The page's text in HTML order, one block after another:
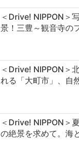
＜Drive! NIPPON＞
景！三豊～観音寺の
＜Drive! NIPPON＞
れる「大町市」、自
＜Drive! NIPPON＞
の絶景を求めて。海